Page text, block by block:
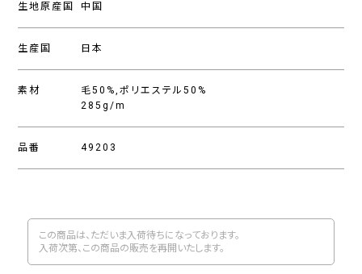
生地原産国 中国
生産国 日本
素材
毛50%,ポリエステル50%
285g/m
品番 49203
この商品は、ただいま入荷待ちになっております。
入荷次第、この商品の販売を再開いたします。